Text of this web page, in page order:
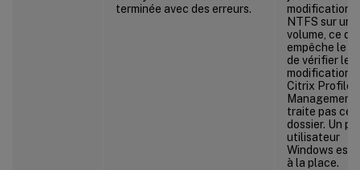
terminée avec des erreurs.
modifications
NTFS sur un
volume, ce qui
empêche le
de vérifier les
modifications.
Citrix Profile
Management
traite pas ce
dossier. Un
utilisateur
Windows est
à la place.